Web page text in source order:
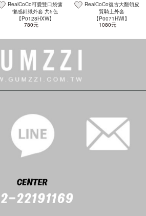
RealCoCo可愛雙口袋慵
懶感針織外套 共5色
【P0128HXW】
780元
RealCoCo復古大翻領皮
質騎士外套
【P0071HWI】
1080元